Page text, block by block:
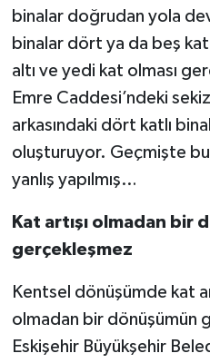
binalar doğrudan yola
binalar dört ya da beş
altı ve yedi kat olması
Emre Caddesi’ndeki
arkasındaki dört katlı
oluşturuyor. Geçmişte bu
yanlış yapılmış…
Kat artışı olmadan bir
gerçekleşmez
Kentsel dönüşümde kat
olmadan bir dönüşümün
Eskişehir Büyükşehir